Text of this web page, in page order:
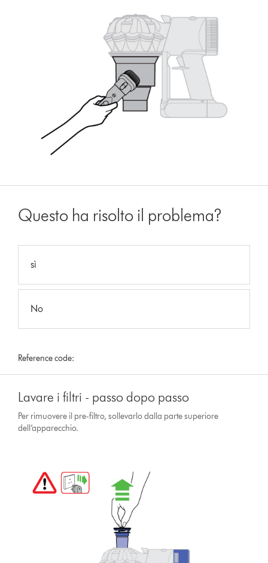
Questo ha risolto il problema?
sì
No
Reference code:
Lavare i filtri - passo dopo passo
Per rimuovere il pre-filtro, sollevarlo dalla parte superiore
dell’apparecchio.